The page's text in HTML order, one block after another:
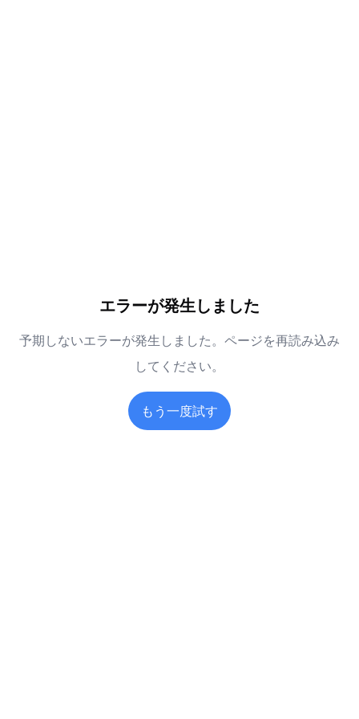
エラーが発生しました
予期しないエラーが発生しました。ページを再読み込み
してください。
もう一度試す